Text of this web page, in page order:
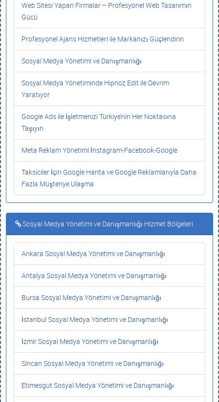
Web Sitesi Yapan Firmalar – Profesyonel Web Tasarımın
Gücü
Profesyonel Ajans Hizmetleri ile Markanızı Güçlendirin
Sosyal Medya Yönetimi ve Danışmanlığı
Sosyal Medya Yönetiminde Hipnoz Edit ile Devrim
Yaratıyor
Google Ads ile İşletmenizi Türkiye’nin Her Noktasına
Taşıyın
Meta Reklam Yönetimi İnstagram-Facebook-Google
Taksiciler İçin Google Harita ve Google Reklamlarıyla Daha
Fazla Müşteriye Ulaşma
Sosyal Medya Yönetimi ve Danışmanlığı Hizmet Bölgeleri
Ankara Sosyal Medya Yönetimi ve Danışmanlığı
Antalya Sosyal Medya Yönetimi ve Danışmanlığı
Bursa Sosyal Medya Yönetimi ve Danışmanlığı
İstanbul Sosyal Medya Yönetimi ve Danışmanlığı
İzmir Sosyal Medya Yönetimi ve Danışmanlığı
Sincan Sosyal Medya Yönetimi ve Danışmanlığı
Etimesgut Sosyal Medya Yönetimi ve Danışmanlığı